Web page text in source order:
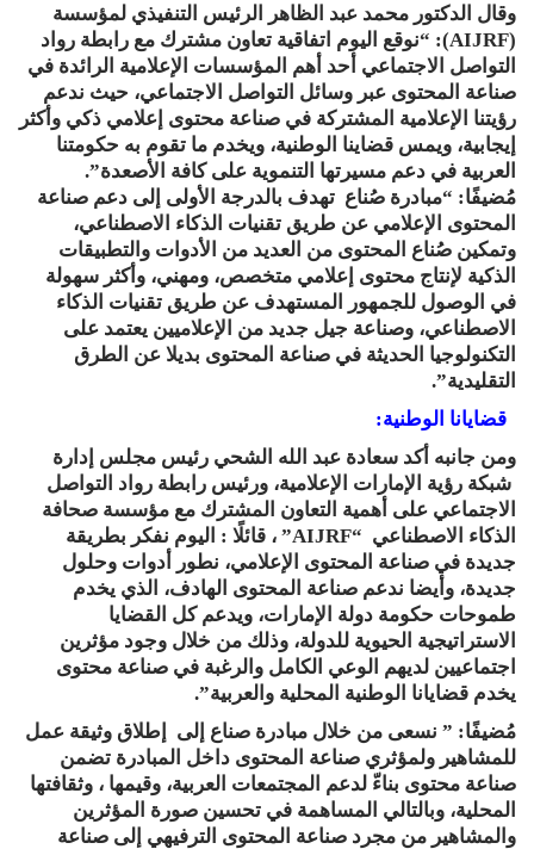
وقال الدكتور محمد عبد الظاهر الرئيس التنفيذي لمؤسسة
(AIJRF): “نوقع اليوم اتفاقية تعاون مشترك مع رابطة رواد
التواصل الاجتماعي أحد أهم المؤسسات الإعلامية الرائدة في
صناعة المحتوى عبر وسائل التواصل الاجتماعي، حيث ندعم
رؤيتنا الإعلامية المشتركة في صناعة محتوى إعلامي ذكي وأكثر
إيجابية، ويمس قضاينا الوطنية، ويخدم ما تقوم به حكومتنا
العربية في دعم مسيرتها التنموية على كافة الأصعدة”.
مُضيفًا: “مبادرة صُناع تهدف بالدرجة الأولى إلى دعم صناعة
المحتوى الإعلامي عن طريق تقنيات الذكاء الاصطناعي،
وتمكين صُناع المحتوى من العديد من الأدوات والتطبيقات
الذكية لإنتاج محتوى إعلامي متخصص، ومهني، وأكثر سهولة
في الوصول للجمهور المستهدف عن طريق تقنيات الذكاء
الاصطناعي، وصناعة جيل جديد من الإعلاميين يعتمد على
التكنولوجيا الحديثة في صناعة المحتوى بديلا عن الطرق
التقليدية”.
قضايانا الوطنية:
ومن جانبه أكد سعادة عبد الله الشحي رئيس مجلس إدارة
شبكة رؤية الإمارات الإعلامية، ورئيس رابطة رواد التواصل
الاجتماعي على أهمية التعاون المشترك مع مؤسسة صحافة
الذكاء الاصطناعي “AIJRF” ، قائلًا : اليوم نفكر بطريقة
جديدة في صناعة المحتوى الإعلامي، نطور أدوات وحلول
جديدة، وأيضا ندعم صناعة المحتوى الهادف، الذي يخدم
طموحات حكومة دولة الإمارات، ويدعم كل القضايا
الاستراتيجية الحيوية للدولة، وذلك من خلال وجود مؤثرين
اجتماعيين لديهم الوعي الكامل والرغبة في صناعة محتوى
يخدم قضايانا الوطنية المحلية والعربية”.
مُضيفًا: ” نسعى من خلال مبادرة صناع إلى إطلاق وثيقة عمل
للمشاهير ولمؤثري صناعة المحتوى داخل المبادرة تضمن
صناعة محتوى بناءّ لدعم المجتمعات العربية، وقيمها ، وثقافتها
المحلية، وبالتالي المساهمة في تحسين صورة المؤثرين
والمشاهير من مجرد صناعة المحتوى الترفيهي إلى صناعة